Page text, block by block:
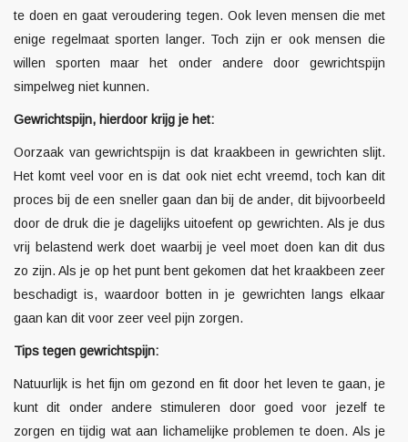
te doen en gaat veroudering tegen. Ook leven mensen die met
enige regelmaat sporten langer. Toch zijn er ook mensen die
willen sporten maar het onder andere door gewrichtspijn
simpelweg niet kunnen.
Gewrichtspijn, hierdoor krijg je het:
Oorzaak van gewrichtspijn is dat kraakbeen in gewrichten slijt.
Het komt veel voor en is dat ook niet echt vreemd, toch kan dit
proces bij de een sneller gaan dan bij de ander, dit bijvoorbeeld
door de druk die je dagelijks uitoefent op gewrichten. Als je dus
vrij belastend werk doet waarbij je veel moet doen kan dit dus
zo zijn. Als je op het punt bent gekomen dat het kraakbeen zeer
beschadigt is, waardoor botten in je gewrichten langs elkaar
gaan kan dit voor zeer veel pijn zorgen.
Tips tegen gewrichtspijn:
Natuurlijk is het fijn om gezond en fit door het leven te gaan, je
kunt dit onder andere stimuleren door goed voor jezelf te
zorgen en tijdig wat aan lichamelijke problemen te doen. Als je